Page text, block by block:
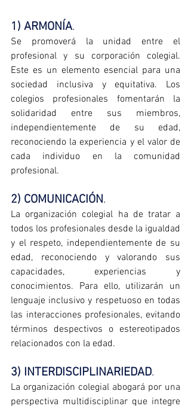
1) ARMONÍA.
Se promoverá la unidad entre el
profesional y su corporación colegial.
Este es un elemento esencial para una
sociedad inclusiva y equitativa. Los
colegios profesionales fomentarán la
solidaridad entre sus miembros,
independientemente de su edad,
reconociendo la experiencia y el valor de
cada individuo en la comunidad
profesional.
2) COMUNICACIÓN.
La organización colegial ha de tratar a
todos los profesionales desde la igualdad
y el respeto, independientemente de su
edad, reconociendo y valorando sus
capacidades, experiencias y
conocimientos. Para ello, utilizarán un
lenguaje inclusivo y respetuoso en todas
las interacciones profesionales, evitando
términos despectivos o estereotipados
relacionados con la edad.
3) INTERDISCIPLINARIEDAD.
La organización colegial abogará por una
perspectiva multidisciplinar que integre